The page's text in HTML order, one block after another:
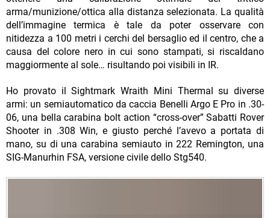
arma/munizione/ottica alla distanza selezionata. La qualità
dell’immagine termica è tale da poter osservare con
nitidezza a 100 metri i cerchi del bersaglio ed il centro, che a
causa del colore nero in cui sono stampati, si riscaldano
maggiormente al sole… risultando poi visibili in IR.
Ho provato il Sightmark Wraith Mini Thermal su diverse
armi: un semiautomatico da caccia Benelli Argo E Pro in .30-
06, una bella carabina bolt action “cross-over” Sabatti Rover
Shooter in .308 Win, e giusto perché l’avevo a portata di
mano, su di una carabina semiauto in 222 Remington, una
SIG-Manurhin FSA, versione civile dello Stg540.